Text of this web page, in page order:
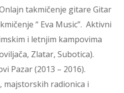
takmičenje gitare Gitar
“ Eva Music”. Aktivni
i letnjim kampovima
Zlatar, Subotica).
Pazar (2013 – 2016).
majstorskih radionica i